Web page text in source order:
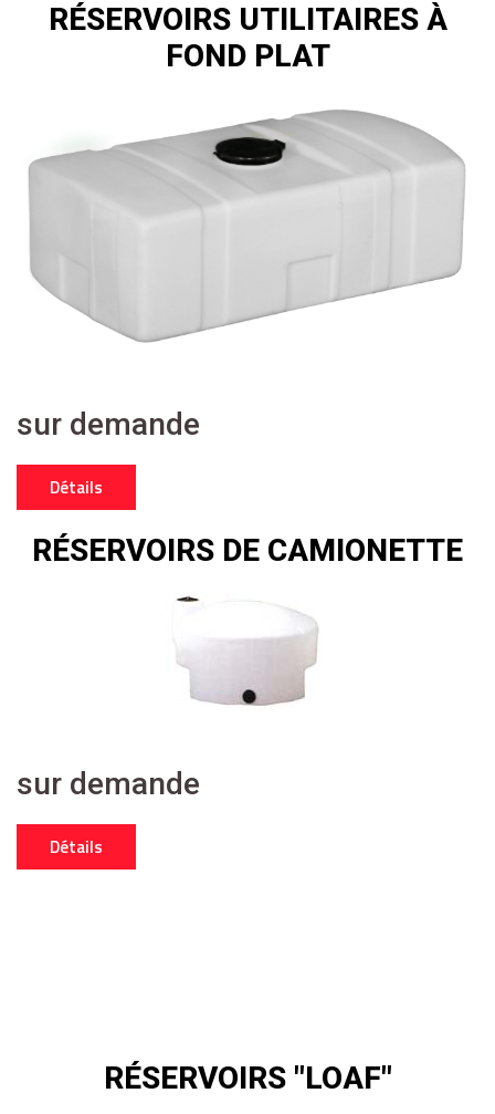
RÉSERVOIRS UTILITAIRES À
FOND PLAT
sur demande
Détails
RÉSERVOIRS DE CAMIONETTE
sur demande
Détails
RÉSERVOIRS "LOAF"